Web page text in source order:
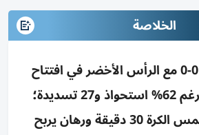
الخلاصة
إسبانيا تتعادل 0-0 مع الرأس الأخضر في افتتاح
مونديال 2026 رغم 62% استحواذ و27 تسديدة؛
أويارزابال لم يلمس الكرة 30 دقيقة ورهان يربح